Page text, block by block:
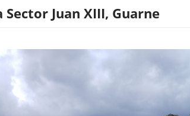
Juan XIII, Guarne